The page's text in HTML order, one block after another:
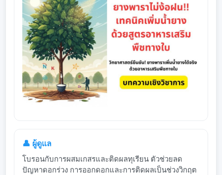
👤 ผู้ดูแล
โบรอนกับการผสมเกสรและติดผลทุเรียน ตัวช่วยลด
ปัญหาดอกร่วง การออกดอกและการติดผลเป็นช่วงวิกฤต